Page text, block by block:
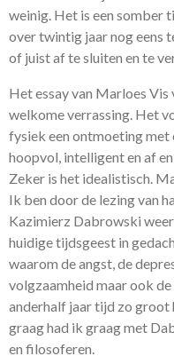
weinig. Het is een somber
over twintig jaar nog eens
of juist af te sluiten en te
Het essay van Marloes Vis
welkome verrassing. Het
fysiek een ontmoeting met
hoopvol, intelligent en af
Zeker is het idealistisch.
Ik ben door de lezing van
Kazimierz Dabrowski
huidige tijdsgeest in
waarom de angst, de
volgzaamheid maar ook
anderhalf jaar tijd zo groot
graag had ik graag met
en filosoferen.